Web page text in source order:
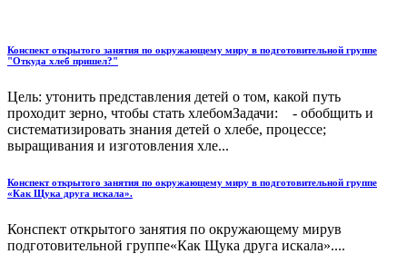
Конспект открытого занятия по окружающему миру в подготовительной группе
"Откуда хлеб пришел?"
Цель: утонить представления детей о том, какой путь
проходит зерно, чтобы стать хлебомЗадачи: - обобщить и
систематизировать знания детей о хлебе, процессе;
выращивания и изготовления хле...
Конспект открытого занятия по окружающему миру в подготовительной группе
«Как Щука друга искала».
Конспект открытого занятия по окружающему мирув
подготовительной группе«Как Щука друга искала»....